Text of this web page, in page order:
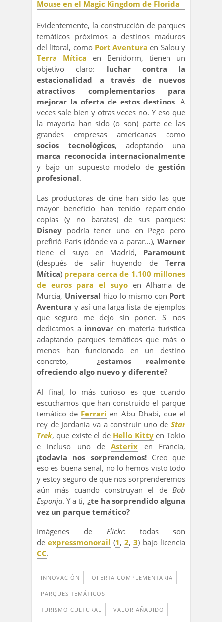
Evidentemente, la construcción de parques
temáticos próximos a destinos maduros
del litoral, como Port Aventura en Salou y
Terra Mítica en Benidorm, tienen un
objetivo claro: luchar contra la
estacionalidad a través de nuevos
atractivos complementarios para
mejorar la oferta de estos destinos. A
veces sale bien y otras veces no. Y eso que
la mayoría han sido (o son) parte de las
grandes empresas americanas como
socios tecnológicos, adoptando una
marca reconocida internacionalmente
y bajo un supuesto modelo de gestión
profesional.
Las productoras de cine han sido las que
mayor beneficio han tenido repartiendo
copias (y no baratas) de sus parques:
Disney podría tener uno en Pego pero
prefirió París (dónde va a parar…), Warner
tiene el suyo en Madrid, Paramount
(después de salir huyendo de Terra
Mítica) prepara cerca de 1.100 millones
de euros para el suyoen Alhama de
Murcia, Universal hizo lo mismo con Port
Aventura y así una larga lista de ejemplos
que seguro me dejo sin poner. Si nos
dedicamos a innovar en materia turística
adaptando parques temáticos que más o
menos han funcionado en un destino
concreto,¿estamos realmente
ofreciendo algo nuevo y diferente?
Al final, lo más curioso es que cuando
escuchamos que han construido el parque
temático de Ferrari en Abu Dhabi, que el
rey de Jordania va a construir uno de Star
Trek, que existe el de Hello Kittyen Tokio
e incluso uno deAsterix en Francia,
¡todavía nos sorprendemos!Creo que
eso es buena señal, no lo hemos visto todo
y estoy seguro de que nos sorprenderemos
aún más cuando construyan el de Bob
Esponja. Y a ti, ¿te ha sorprendido alguna
vez un parque temático?
Imágenes de Flickr: todas son
deexpressmonorail (1,2,3) bajo licencia
CC.
INNOVACIÓN OFERTA COMPLEMENTARIA
PARQUES TEMÁTICOS
TURISMO CULTURAL VALOR AÑADIDO